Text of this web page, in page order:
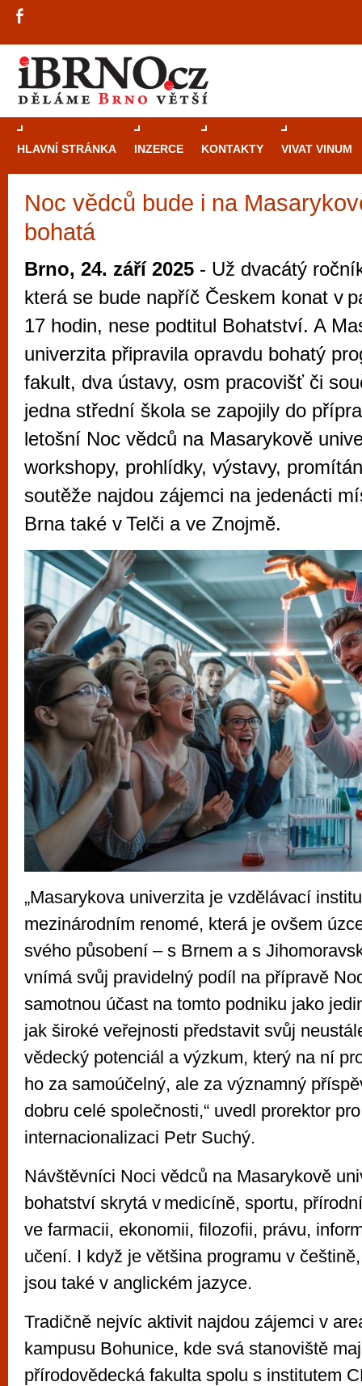
HLAVNÍ STRÁNKA INZERCE KONTAKTY VIVAT VINUM
Noc vědců bude i na
bohatá
Brno, 24. září 2025 - Už dvacátý
která se bude napříč Českem konat v
17 hodin, nese podtitul Bohatství. A
univerzita připravila opravdu bohatý
fakult, dva ústavy, osm pracovišť či
jedna střední škola se zapojily do
letošní Noc vědců na Masarykově
workshopy, prohlídky, výstavy,
soutěže najdou zájemci na jedenácti
Brna také v Telči a ve Znojmě.
„Masarykova univerzita je vzdělávací
mezinárodním renomé, která je ovšem
svého působení – s Brnem a s
vnímá svůj pravidelný podíl na přípravě
samotnou účast na tomto podniku jako
jak široké veřejnosti představit svůj
vědecký potenciál a výzkum, který na ní
ho za samoúčelný, ale za významný
dobru celé společnosti,“ uvedl prorektor
internacionalizaci Petr Suchý.
Návštěvníci Noci vědců na Masarykově
bohatství skrytá v medicíně, sportu,
ve farmacii, ekonomii, filozofii, právu,
učení. I když je většina programu v
jsou také v anglickém jazyce.
Tradičně nejvíc aktivit najdou zájemci v
kampusu Bohunice, kde svá stanoviště
přírodovědecká fakulta spolu s institutem
Průvodce
Brno je
zajímavé
restaurace,
Mimo jiné je ale také místem, kde si
vyzkoušet různé kasinové hry. V
metropoli naleznete širokou nabídku her
po moderní automaty jak pro pravidelné
příležitostné hráče. V...